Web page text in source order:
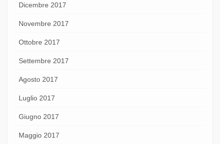
Dicembre 2017
Novembre 2017
Ottobre 2017
Settembre 2017
Agosto 2017
Luglio 2017
Giugno 2017
Maggio 2017